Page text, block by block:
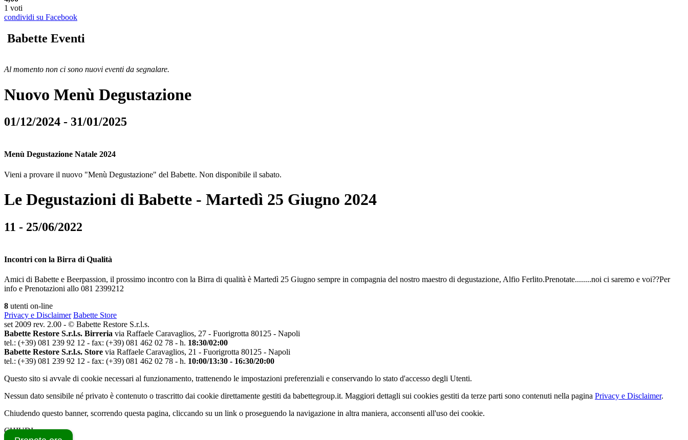
1 voti
condividi su Facebook
Babette Eventi
Al momento non ci sono nuovi eventi da segnalare.
Nuovo Menù Degustazione
01/12/2024 - 31/01/2025
Menù Degustazione Natale 2024
Vieni a provare il nuovo "Menù Degustazione" del Babette. Non disponibile il sabato.
Le Degustazioni di Babette - Martedì 25 Giugno 2024
11 - 25/06/2022
Incontri con la Birra di Qualità
Amici di Babette e Beerpassion, il prossimo incontro con la Birra di qualità è Martedì 25 Giugno sempre in compagnia del nostro maestro di degustazione, Alfio Ferlito.Prenotate........noi ci saremo e voi??Per
info e Prenotazioni allo 081 2399212
8 utenti on-line
Privacy e Disclaimer Babette Store
set 2009 rev. 2.00 - © Babette Restore S.r.l.s.
Babette Restore S.r.l.s. Birreria via Raffaele Caravaglios, 27 - Fuorigrotta 80125 - Napoli
tel.: (+39) 081 239 92 12 - fax: (+39) 081 462 02 78 - h. 18:30/02:00
Babette Restore S.r.l.s. Store via Raffaele Caravaglios, 21 - Fuorigrotta 80125 - Napoli
tel.: (+39) 081 239 92 12 - fax: (+39) 081 462 02 78 - h. 10:00/13:30 - 16:30/20:00
Questo sito si avvale di cookie necessari al funzionamento, trattenendo le impostazioni preferenziali e conservando lo stato d'accesso degli Utenti.
Nessun dato sensibile né privato è contenuto o trascritto dai cookie direttamente gestiti da babettegroup.it. Maggiori dettagli sui cookies gestiti da terze parti sono contenuti nella pagina Privacy e Disclaimer.
Chiudendo questo banner, scorrendo questa pagina, cliccando su un link o proseguendo la navigazione in altra maniera, acconsenti all'uso dei cookie.
CHIUDI